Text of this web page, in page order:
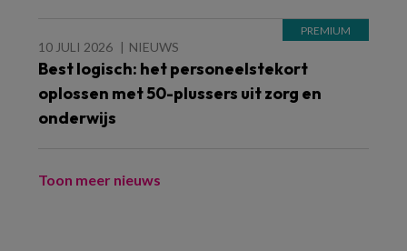
10 JULI 2026 NIEUWS
Best logisch: het personeelstekort
oplossen met 50-plussers uit zorg en
onderwijs
Toon meer nieuws